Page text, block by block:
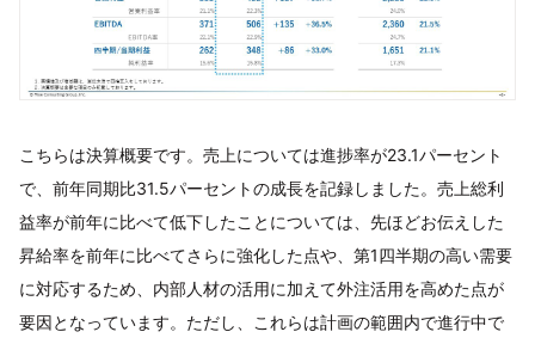
こちらは決算概要です。売上については進捗率が23.1パーセント
で、前年同期比31.5パーセントの成長を記録しました。売上総利
益率が前年に比べて低下したことについては、先ほどお伝えした
昇給率を前年に比べてさらに強化した点や、第1四半期の高い需要
に対応するため、内部人材の活用に加えて外注活用を高めた点が
要因となっています。ただし、これらは計画の範囲内で進行中で